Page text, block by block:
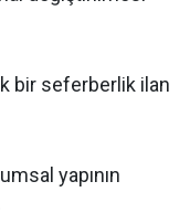
bir seferberlik ilan
yapının